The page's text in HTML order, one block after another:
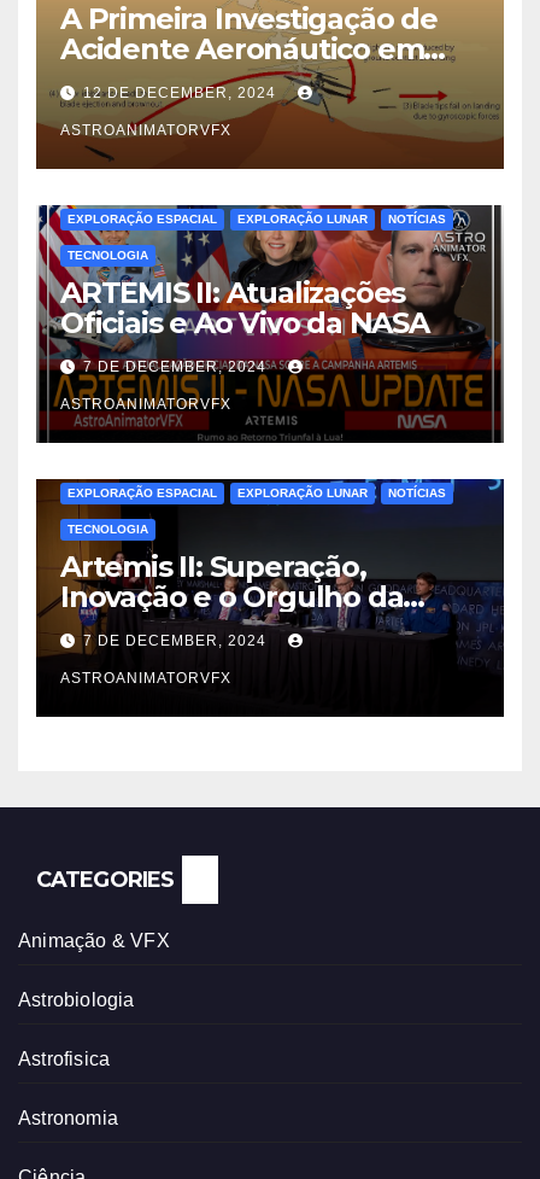
A Primeira Investigação de
Acidente Aeronáutico em
Outro Mundo: Lições do
Ingenuity em Marte
12 DE DECEMBER, 2024
ASTROANIMATORVFX
EXPLORAÇÃO ESPACIAL EXPLORAÇÃO LUNAR NOTÍCIAS
TECNOLOGIA
ARTEMIS II: Atualizações
Oficiais e Ao Vivo da NASA
7 DE DECEMBER, 2024
ASTROANIMATORVFX
EXPLORAÇÃO ESPACIAL EXPLORAÇÃO LUNAR NOTÍCIAS
TECNOLOGIA
Artemis II: Superação,
Inovação e o Orgulho da
Engenharia Espacial
7 DE DECEMBER, 2024
ASTROANIMATORVFX
CATEGORIES
Animação & VFX
Astrobiologia
Astrofisica
Astronomia